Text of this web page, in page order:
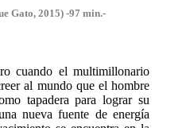
Gato, 2015) -97 min.-
cuando el multimillonario
al mundo que el hombre
tapadera para lograr su
nueva fuente de energía